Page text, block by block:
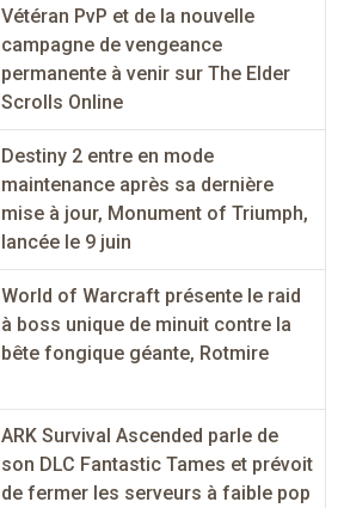
Vétéran PvP et de la nouvelle
campagne de vengeance
permanente à venir sur The Elder
Scrolls Online
Destiny 2 entre en mode
maintenance après sa dernière
mise à jour, Monument of Triumph,
lancée le 9 juin
World of Warcraft présente le raid
à boss unique de minuit contre la
bête fongique géante, Rotmire
ARK Survival Ascended parle de
son DLC Fantastic Tames et prévoit
de fermer les serveurs à faible pop